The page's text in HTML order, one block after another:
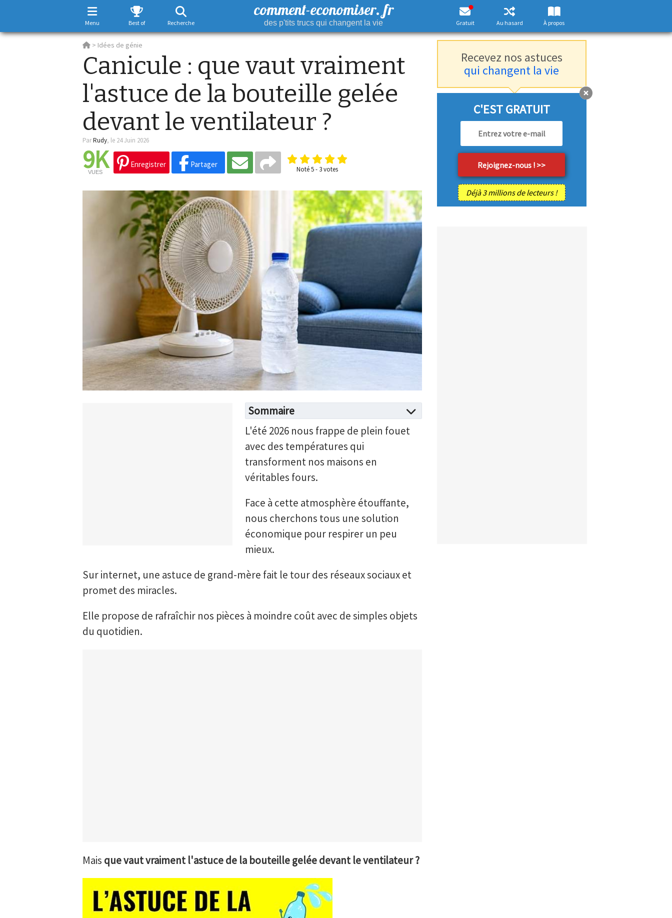
Menu Best of Recherche
comment-economiser. fr
des p'tits trucs qui changent la vie Gratuit Au hasard À propos
> Idées de génie
Canicule : que vaut vraiment
l'astuce de la bouteille gelée
devant le ventilateur ?
ParRudy, le 24 Juin 2026
9K
VUES
Enregistrer Partager
Noté5- 3 votes
Sommaire
L'été 2026 nous frappe de plein fouet
avec des températures qui
transforment nos maisons en
véritables fours.
Face à cette atmosphère étouffante,
nous cherchons tous une solution
économique pour respirer un peu
mieux.
Sur internet, une astuce de grand-mère fait le tour des réseaux sociaux et
promet des miracles.
Elle propose de rafraîchir nos pièces à moindre coût avec de simples objets
du quotidien.
Mais que vaut vraiment l'astuce de la bouteille gelée devant le ventilateur ?
Recevez nos astuces
qui changent la vie
C'EST GRATUIT
Déjà 3 millions de lecteurs !